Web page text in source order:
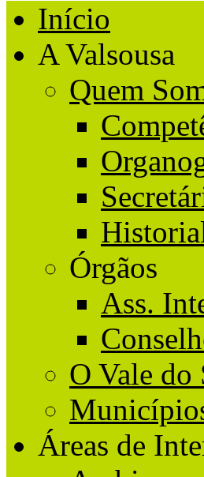
Início
A Valsousa
Quem
Órgãos
Ass.
O Vale do
Áreas de